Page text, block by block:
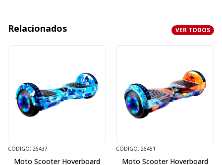
Relacionados VER TODOS
CÓDIGO: 26437
Moto Scooter Hoverboard
CÓDIGO: 26451
Moto Scooter Hoverboard